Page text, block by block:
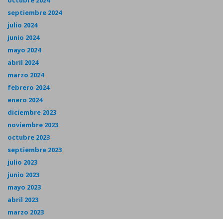
septiembre 2024
julio 2024
junio 2024
mayo 2024
abril 2024
marzo 2024
febrero 2024
enero 2024
diciembre 2023
noviembre 2023
octubre 2023
septiembre 2023
julio 2023
junio 2023
mayo 2023
abril 2023
marzo 2023